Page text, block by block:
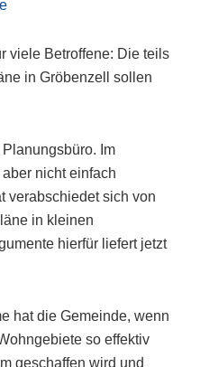
viele Betroffene: Die teils
in Gröbenzell sollen
Im
nicht einfach
verabschiedet sich von
in kleinen
hierfür liefert jetzt
hat die Gemeinde, wenn
so effektiv
geschaffen wird und